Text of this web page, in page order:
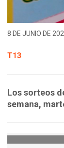
8 DE JUNIO DE
T13
Los sorteos
semana,